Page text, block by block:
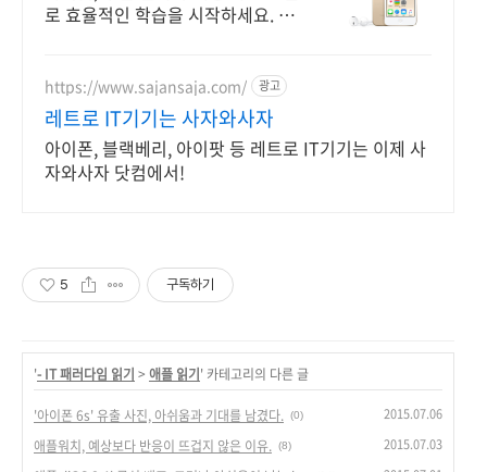
로 효율적인 학습을 시작하세요. 운
나보세요.
https://www.sajansaja.com/ 광고
레트로 IT기기는 사자와사자
아이폰, 블랙베리, 아이팟 등 레트로 IT기기는 이제 사
자와사자 닷컴에서!
5 구독하기
'- IT 패러다임 읽기 > 애플 읽기' 카테고리의 다른 글
'아이폰 6s' 유출 사진, 아쉬움과 기대를 남겼다. (0) 2015.07.06
애플워치, 예상보다 반응이 뜨겁지 않은 이유. (8) 2015.07.03